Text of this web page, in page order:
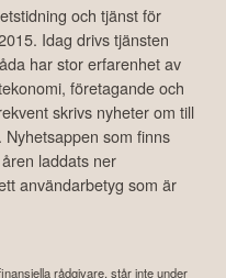
och tjänst för
Idag drivs tjänsten
har stor erfarenhet av
företagande och
skrivs nyheter om till
som finns
laddats ner
användarbetyg som är
rådgivare, står inte under